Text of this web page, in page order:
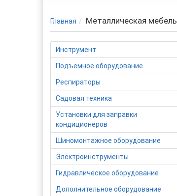
Главная Металлическая мебель
Инструмент
Подъемное оборудование
Респираторы
Садовая техника
Установки для заправки
кондиционеров
Шиномонтажное оборудование
Электроинструменты
Гидравлическое оборудование
Дополнительное оборудование